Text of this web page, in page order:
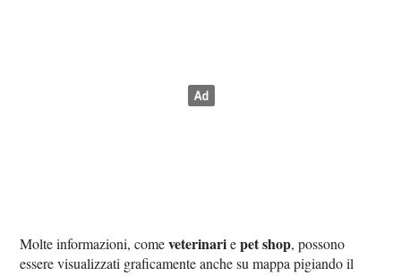
Molte informazioni, comeveterinariepet shop, possono
essere visualizzati graficamente anche su mappa pigiando il